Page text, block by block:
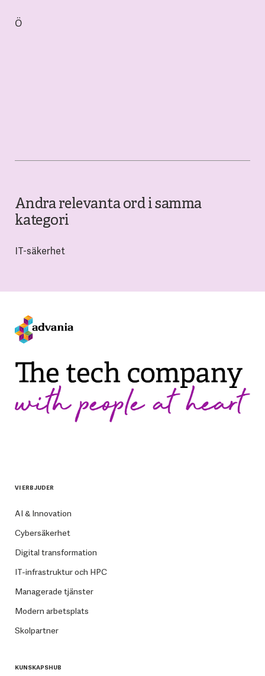
Ö
Andra relevanta ord i samma
kategori
IT-säkerhet
VI ERBJUDER
AI & Innovation
Cybersäkerhet
Digital transformation
IT-infrastruktur och HPC
Managerade tjänster
Modern arbetsplats
Skolpartner
KUNSKAPSHUB